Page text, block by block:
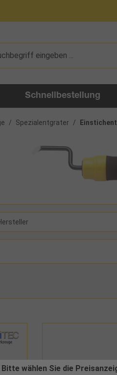
Schnellbestellung
/ Spezialentgrater /
Bitte wählen Sie die